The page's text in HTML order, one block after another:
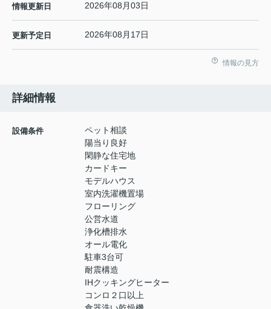
情報更新日 2026年08月03日
更新予定日 2026年08月17日
情報の見方
詳細情報
設備条件
ペット相談
陽当り良好
閑静な住宅地
カードキー
モデルハウス
室内洗濯機置場
フローリング
公営水道
浄化槽排水
オール電化
駐車3台可
耐震構造
IHクッキングヒーター
コンロ２口以上